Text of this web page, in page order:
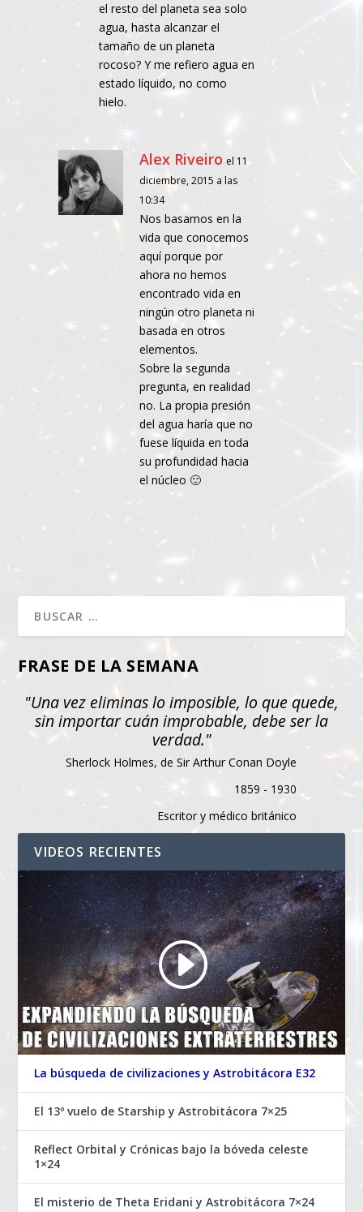
el resto del planeta sea solo
agua, hasta alcanzar el
tamaño de un planeta
rocoso? Y me refiero agua en
estado líquido, no como
hielo.
Alex Riveiro el 11
diciembre, 2015 a las
10:34
Nos basamos en la
vida que conocemos
aquí porque por
ahora no hemos
encontrado vida en
ningún otro planeta ni
basada en otros
elementos.
Sobre la segunda
pregunta, en realidad
no. La propia presión
del agua haría que no
fuese líquida en toda
su profundidad hacia
el núcleo 🙂
FRASE DE LA SEMANA
"Una vez eliminas lo imposible, lo que quede,
sin importar cuán improbable, debe ser la
verdad."
Sherlock Holmes, de Sir Arthur Conan Doyle
1859 - 1930
Escritor y médico británico
VIDEOS RECIENTES
La búsqueda de civilizaciones y Astrobitácora E32
El 13º vuelo de Starship y Astrobitácora 7×25
Reflect Orbital y Crónicas bajo la bóveda celeste
1×24
El misterio de Theta Eridani y Astrobitácora 7×24